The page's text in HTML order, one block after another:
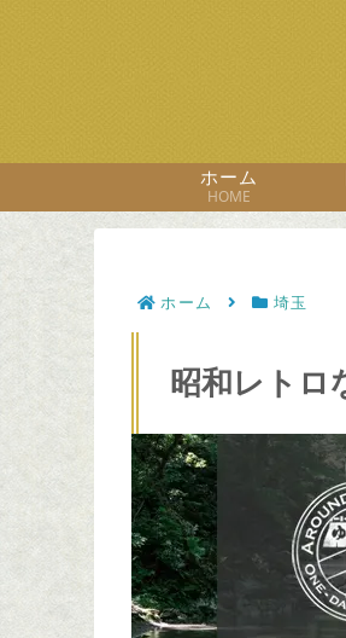
ホーム
HOME
ホーム 埼玉
昭和レトロ